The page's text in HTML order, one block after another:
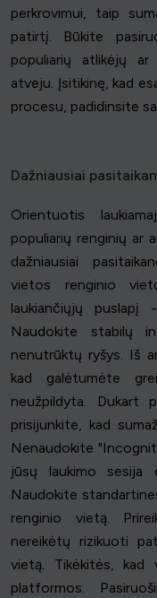
perkrovimui, taip
patirtį. Būkite
populiarių atlikėjų
atveju. Įsitikinę, kad
procesu, padidinsite
Dažniausiai
Orientuotis
populiarių renginių ar
dažniausiai
vietos renginio
laukiančiųjų
Naudokite stabilų
nenutrūktų ryšys. Iš
kad galėtumėte
neužpildyta. Dukart
prisijunkite, kad
Nenaudokite
jūsų laukimo sesija
Naudokite
renginio vietą.
nereikėtų rizikuoti
vietą. Tikėkitės, kad
platformos.